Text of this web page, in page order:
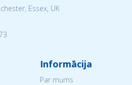
Essex, UK
Informācija
Par mums